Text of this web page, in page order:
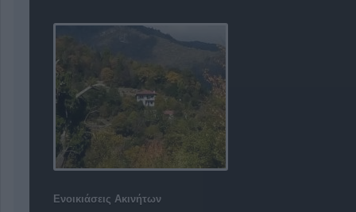
Ενοικιάσεις Ακινήτων